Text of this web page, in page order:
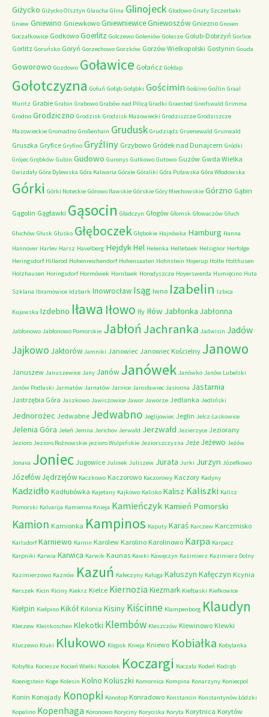
Giżycko Giżycko Olsztyn Glaucha Glina Glinojeck Glodowo Gnaty Szczerbaki
Gniew Gniewino Gniewkowo GniewniewiceGniewoszów Gniezno Gnoien
Goczałkowice Godkowo Goerlitz Golczewo Goleniów Golesze Golub-Dobrzyń Gorlice
Gorlitz Goruńsko Goryń Gorzechowo Gorzków Gorzów Wielkopolski Gostynin Gouda
Goworowo Gozdowo Goławice Gołańcz Gołdap
Gołotczyzna Gołuń Gołąb Gołąbki Gościmin Gościno Goźlin Graal
Muritz Grabie Grabin Grabowo Grabów nad Pilicą Gradki Graested Greifswald Grimma
Grodno Grodziczno Grodzisk Grodzisk Mazowiecki Grodziszcze Grodziszcze
Mazowieckie Gromadno Großenhain Grudusk Grudziądz Gruenewald Grunwald
Gruszka Gryfice Gryfino Gryźliny Grzybowo Gródek nad Dunajcem Gródki
Grójec Grębków Gubin Gudowo Guronys Gutkowo Gutowo Guzów Gwda Wielka
Gwizdały Góra Dylewska Góra Kalwaria Górale Góraliki Góra Puławska Góra Włodowska
Górki Górki Noteckie Górowo Iławskie Górskie Góry Miechowskie Górzno Gąbin
Gągolin Gągławki Gąsocin Gładczyn Głogów Głomsk Głowaczów Głuch
Głuchów Głusk Głusko Głęboczek Głębokie Hajnówka Hamburg Hanna
Hannover Harlev Harsz Havelberg HejdykHel Helenka Hellebaek Helsignor Herfolge
Heringsdorf Hillerod Hohenreichendorf Hohensaaten Hohnstein Hojerup Holte Holthusen
Holzhausen Horingsdorf Hormówek Hornbaek Horodyszcze Hoyerswerda Humięcino Huta
Szklana Ibramowice Idzbark Inowrocław Isąg Iwno Izabelin Izbica
Kujawska Izdebno Iława Iłowo Iły Iłów Jabłonka Jabłonna
Jabłonowo Jabłonowo Pomorskie JabłońJachranka Jadwisin Jadów
Jajkowo Jaktorów Jamniki Janowiec Janowiec Kościelny Janowo
Januszew Januszewice Jany Janów Janówek Janówko Janów Lubelski
Janów Podlaski Jarmatów Jarnatów Jarnice Jarosławiec Jasionna Jastarnia
Jastrzębia Góra Jaszkowo Jawiszowice Jawor Jaworze Jedlanka Jedliński
Jednorożec Jedwabne Jedwabno Jeglijowiec Jeglin Jelcz-Laskowice
Jelenia Góra Jeleń Jemna Jerichov Jerwałd Jerzwałd Jezierzyce Jeziorany
Jezioro Jezioro Rożnowskie jezioro Wulpińskie Jeziorszczyzna Jeże Jeżewo Jeżów
Jonava Joniec Jugowice Julinek Juliszew Jurata Jurki Jurzyn Józefkowo
JózefówJędrzejów Kaczkowo Kaczorowo Kaczorowy Kaczory Kadyny
Kadzidło Kadłubówka Kajetany Kajkowo Kalisko Kalisz Kaliszki Kalisz
Pomorski Kalvarija Kamienna Knieja Kamieńczyk Kamień Pomorski
Kamion Kamionka Kampinos Kaputy Karaś Karczew Karczmisko
Karlsdorf Karniewo Karnin Karolew Karolino Karolinowo Karpa Karpacz
Karpniki Karwia Karwica Karwik Kaunas Kawki Kawęczyn Kazimierz Kazimierz Dolny
Kazimierzowo Kaznów Kazuń Kałeczyny Kaługa Kałuszyn Kałęczyn Kcynia
Kerszek Kicin Kiciny Kiekrz Kielce Kiernozia Kiezmark Kiełbaski Kiełkowice
Kiełpin Kiełpino Kikół Kilonia Kisiny Kiścinne Klampenborg Klaudyn
Kleczew Kleinkoschen Klekotki Klembów Kleszczów Klewinowo Klewki
Kluczewo Kluki Klukowo Klępsk Knieja Kniewo Kobiałka Kobylanka
Kobyłka Kociesze Kocień Wielki Kociołek Koczargi Koczała Kodeń Kodrąb
Koenigstein Koge Kolesin Kolno Koluszki Komornica Kompina Konarzyny Koniecpol
Konin Konojady Konopki Konotop Konradowo Konstancin Konstantynów Łódzki
Kopalino Kopenhaga Koronowo Koryciny Koryciska Koryta Korytnica Korytów